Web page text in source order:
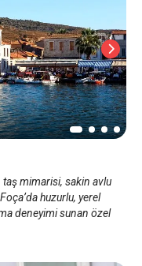
taş mimarisi, sakin avlu
huzurlu, yerel
deneyimi sunan özel